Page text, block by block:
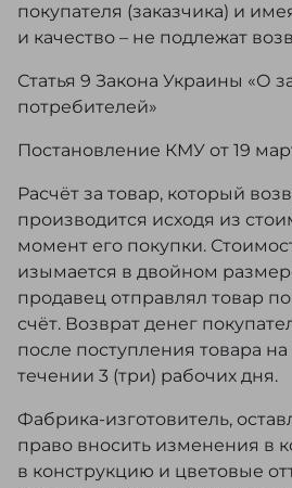
покупателя (заказчика) и
и качество – не подлежат
Статья 9 Закона Украины «О
потребителей»
Постановление КМУ от 19
Расчёт за товар, который
производится исходя из
момент его покупки.
изымается в двойном
продавец отправлял товар
счёт. Возврат денег
после поступления товара
течении 3 (три) рабочих дня.
Фабрика-изготовитель,
право вносить изменения в
в конструкцию и цветовые